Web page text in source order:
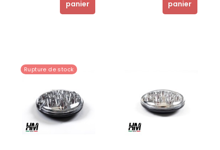
panier panier
Rupture de stock